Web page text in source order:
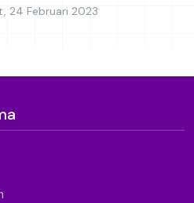
24 Februari 2023